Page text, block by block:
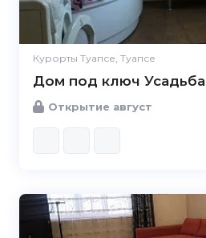
Курорты Туапсе, Туапсе
Дом под ключ Усадьба
Открытие август